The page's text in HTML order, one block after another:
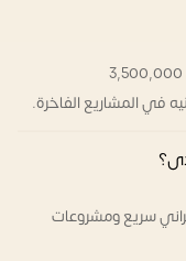
تتراوح أسعار الشقق على محور الشيخ زايد بين 3,500,000
سريع ومشروعات